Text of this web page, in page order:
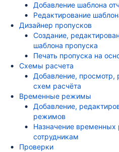
Добавление шаблона
Редактирование
Дизайнер пропусков
Создание,
шаблона пропуска
Печать пропуска на
Схемы расчета
Добавление, просмотр,
схем расчёта
Временные режимы
Добавление,
режимов
Назначение
сотрудникам
Проверки